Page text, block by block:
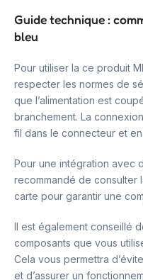
Guide technique :
bleu
Pour utiliser la ce produit
respecter les normes de
que l’alimentation est
branchement. La
fil dans le connecteur et
Pour une intégration avec
recommandé de consulter
carte pour garantir une
Il est également conseillé
composants que vous
Cela vous permettra
et d’assurer un